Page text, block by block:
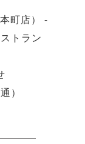
町店） -
トラン
）